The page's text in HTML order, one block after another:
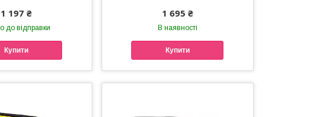
1 197 ₴
до відправки
Купити
1 695 ₴
В наявності
Купити